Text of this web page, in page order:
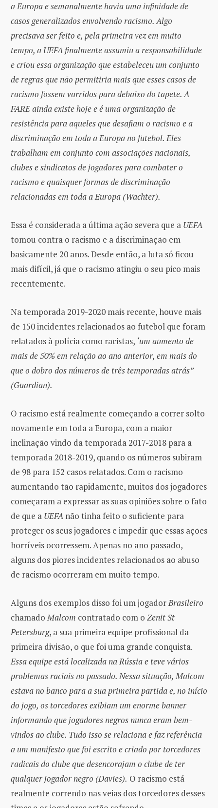
a Europa e semanalmente havia uma infinidade de
casos generalizados envolvendo racismo. Algo
precisava ser feito e, pela primeira vez em muito
tempo, a UEFA finalmente assumiu a responsabilidade
e criou essa organização que estabeleceu um conjunto
de regras que não permitiria mais que esses casos de
racismo fossem varridos para debaixo do tapete. A
FARE ainda existe hoje e é uma organização de
resistência para aqueles que desafiam o racismo e a
discriminação em toda a Europa no futebol. Eles
trabalham em conjunto com associações nacionais,
clubes e sindicatos de jogadores para combater o
racismo e quaisquer formas de discriminação
relacionadas em toda a Europa (Wachter).
Essa é considerada a última ação severa que a UEFA
tomou contra o racismo e a discriminação em
basicamente 20 anos. Desde então, a luta só ficou
mais difícil, já que o racismo atingiu o seu pico mais
recentemente.
Na temporada 2019-2020 mais recente, houve mais
de 150 incidentes relacionados ao futebol que foram
relatados à polícia como racistas, ‘um aumento de
mais de 50% em relação ao ano anterior, em mais do
que o dobro dos números de três temporadas atrás”
(Guardian).
O racismo está realmente começando a correr solto
novamente em toda a Europa, com a maior
inclinação vindo da temporada 2017-2018 para a
temporada 2018-2019, quando os números subiram
de 98 para 152 casos relatados. Com o racismo
aumentando tão rapidamente, muitos dos jogadores
começaram a expressar as suas opiniões sobre o fato
de que a UEFA não tinha feito o suficiente para
proteger os seus jogadores e impedir que essas ações
horríveis ocorressem. Apenas no ano passado,
alguns dos piores incidentes relacionados ao abuso
de racismo ocorreram em muito tempo.
Alguns dos exemplos disso foi um jogadorBrasileiro
chamadoMalcom contratado com o Zenit St
Petersburg, a sua primeira equipe profissional da
primeira divisão, o que foi uma grande conquista.
Essa equipe está localizada na Rússia e teve vários
problemas raciais no passado. Nessa situação, Malcom
estava no banco para a sua primeira partida e, no início
do jogo, os torcedores exibiam um enorme banner
informando que jogadores negros nunca eram bem-
vindos ao clube. Tudo isso se relaciona e faz referência
a um manifesto que foi escrito e criado por torcedores
radicais do clube que desencorajam o clube de ter
qualquer jogador negro (Davies). O racismo está
realmente correndo nas veias dos torcedores desses